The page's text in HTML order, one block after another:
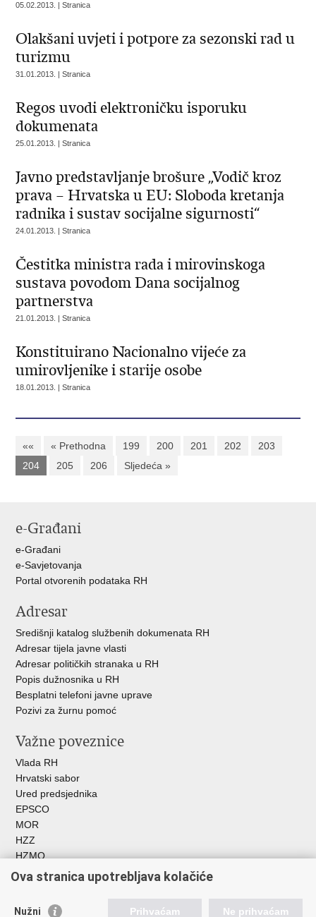
05.02.2013. | Stranica
Olakšani uvjeti i potpore za sezonski rad u
turizmu
31.01.2013. | Stranica
Regos uvodi elektroničku isporuku
dokumenata
25.01.2013. | Stranica
Javno predstavljanje brošure „Vodič kroz
prava – Hrvatska u EU: Sloboda kretanja
radnika i sustav socijalne sigurnosti“
24.01.2013. | Stranica
Čestitka ministra rada i mirovinskoga
sustava povodom Dana socijalnog
partnerstva
21.01.2013. | Stranica
Konstituirano Nacionalno vijeće za
umirovljenike i starije osobe
18.01.2013. | Stranica
«« « Prethodna 199 200 201 202
203
204
205 206 Sljedeća »
e-Građani
e-Građani
e-Savjetovanja
Portal otvorenih podataka RH
Adresar
Središnji katalog službenih dokumenata RH
Adresar tijela javne vlasti
Adresar političkih stranaka u RH
Popis dužnosnika u RH
Besplatni telefoni javne uprave
Pozivi za žurnu pomoć
Važne poveznice
Vlada RH
Hrvatski sabor
Ured predsjednika
EPSCO
MOR
HZZ
HZMO
REGOS
Hrvatski zavod za socijalni rad
Akademija socijalne skrbi - ASOSK
Ova stranica upotrebljava kolačiće
Nužni Prihvaćam Ne prihvaćam